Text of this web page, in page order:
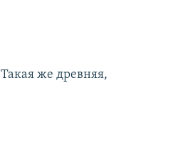
Такая же древняя,